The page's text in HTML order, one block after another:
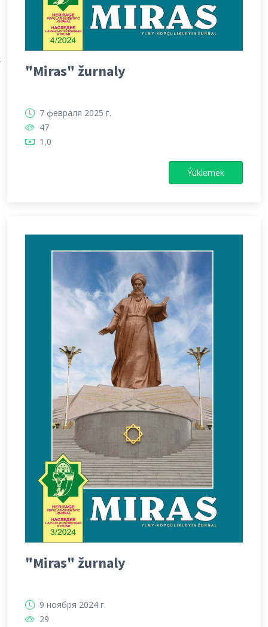
"Miras" žurnaly
7 февраля 2025 г.
47
1,0
Ýüklemek
"Miras" žurnaly
9 ноября 2024 г.
29